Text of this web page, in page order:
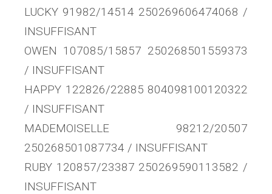
LUCKY 91982/14514 250269606474068 /
INSUFFISANT
OWEN 107085/15857 250268501559373
/ INSUFFISANT
HAPPY 122826/22885 804098100120322
/ INSUFFISANT
MADEMOISELLE 98212/20507
250268501087734 / INSUFFISANT
RUBY 120857/23387 250269590113582 /
INSUFFISANT